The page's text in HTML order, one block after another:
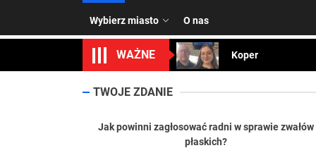
Wybierz miasto O nas
WAŻNE Uwaga Dębieńsko
TWOJE ZDANIE
Jak powinni zagłosować radni w sprawie zwałów
płaskich?